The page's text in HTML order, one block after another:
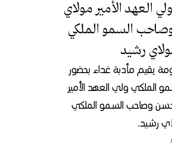
العهد الأمير مولاي
السمو الملكي
رشيد
يقيم مأدبة غداء بحضور
الملكي ولي العهد الأمير
وصاحب السمو الملكي
رشيد.